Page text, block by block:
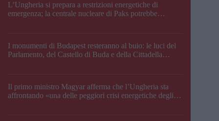
L’Ungheria si prepara a restrizioni energetiche di
emergenza; la centrale nucleare di Paks potrebbe
I monumenti di Budapest resteranno al buio: le luci del
Parlamento, del Castello di Buda e della Cittadella
Il primo ministro Magyar afferma che l’Ungheria sta
affrontando «una delle peggiori crisi energetiche degli